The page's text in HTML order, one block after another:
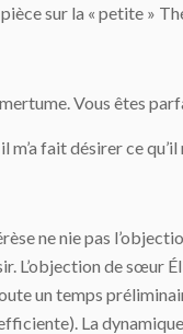
sur la « petite »
Vous êtes
fait désirer ce qu’il
ne nie pas
L’objection de sœur
un temps
La